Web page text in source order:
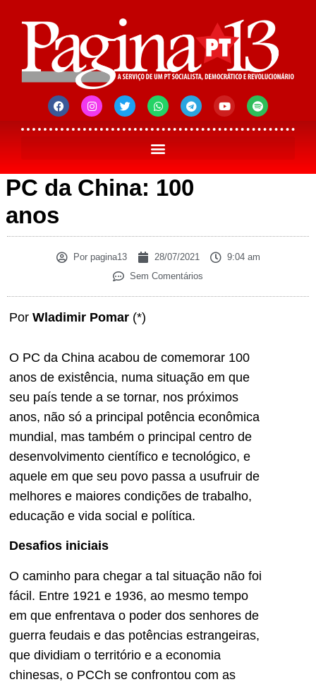
PC da China: 100
anos
Porpagina13 28/07/2021
9:04 am
Sem Comentários
Por Wladimir Pomar (*)
O PC da China acabou de comemorar 100
anos de existência, numa situação em que
seu país tende a se tornar, nos próximos
anos, não só a principal potência econômica
mundial, mas também o principal centro de
desenvolvimento científico e tecnológico, e
aquele em que seu povo passa a usufruir de
melhores e maiores condições de trabalho,
educação e vida social e política.
Desafios iniciais
O caminho para chegar a tal situação não foi
fácil. Entre 1921 e 1936, ao mesmo tempo
em que enfrentava o poder dos senhores de
guerra feudais e das potências estrangeiras,
que dividiam o território e a economia
chinesas, o PCCh se confrontou com as